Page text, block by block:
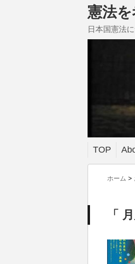
憲法
日本国憲法
TOP
ホーム >
「